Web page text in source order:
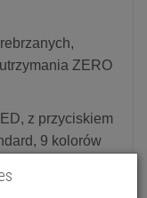
ZERO
z przyciskiem
9 kolorów